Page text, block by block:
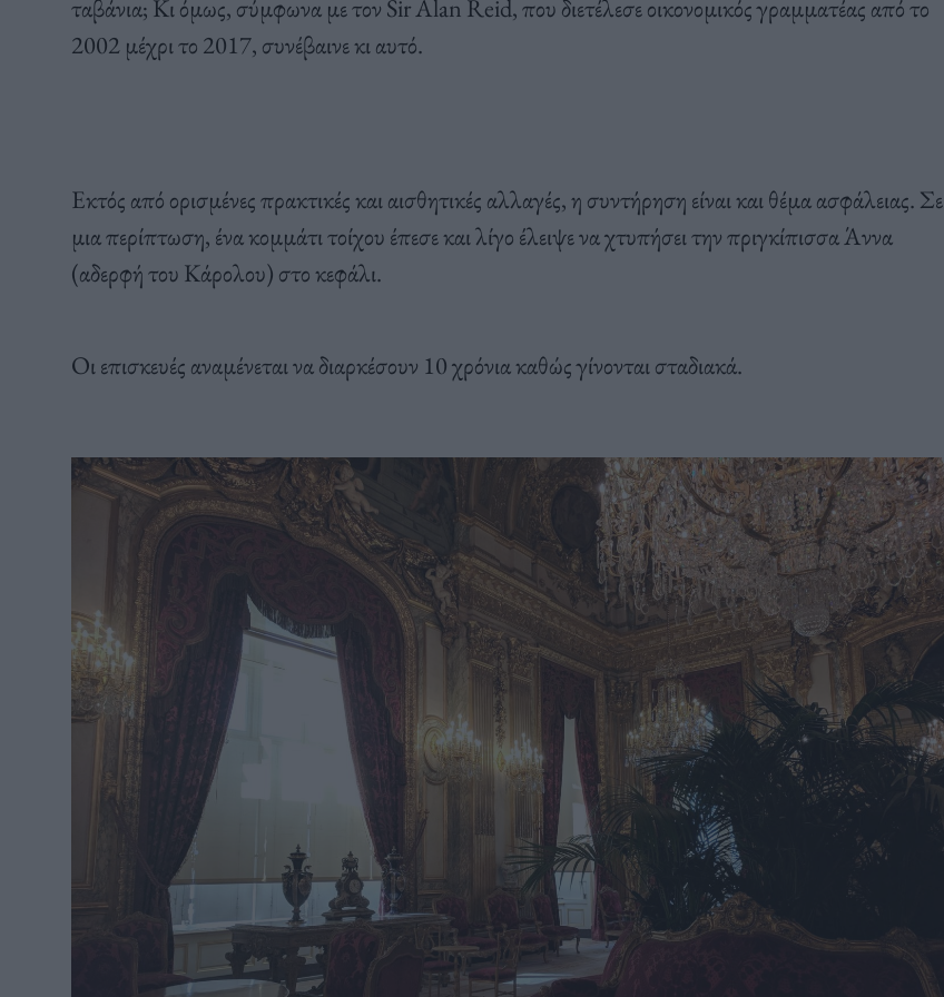
ταβάνια; Κι όμως, σύμφωνα με τον Sir Alan Reid, που διετέλεσε οικονομικός γραμματέας από το
2002 μέχρι το 2017, συνέβαινε κι αυτό.
Εκτός από ορισμένες πρακτικές και αισθητικές αλλαγές, η συντήρηση είναι και θέμα ασφάλειας. Σε
μια περίπτωση, ένα κομμάτι τοίχου έπεσε και λίγο έλειψε να χτυπήσει την πριγκίπισσα Άννα
(αδερφή του Κάρολου) στο κεφάλι.
Οι επισκευές αναμένεται να διαρκέσουν 10 χρόνια καθώς γίνονται σταδιακά.